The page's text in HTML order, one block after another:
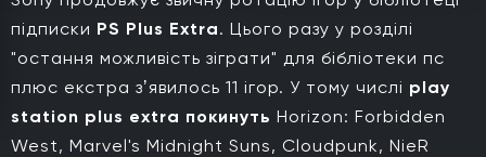
підписки PS Plus Extra. Цього разу у розділі
"остання можливість зіграти" для бібліотеки пс
плюс екстра зʼявилось 11 ігор. У тому числі play
station plus extra покинуть Horizon: Forbidden
West, Marvel's Midnight Suns, Cloudpunk, NieR